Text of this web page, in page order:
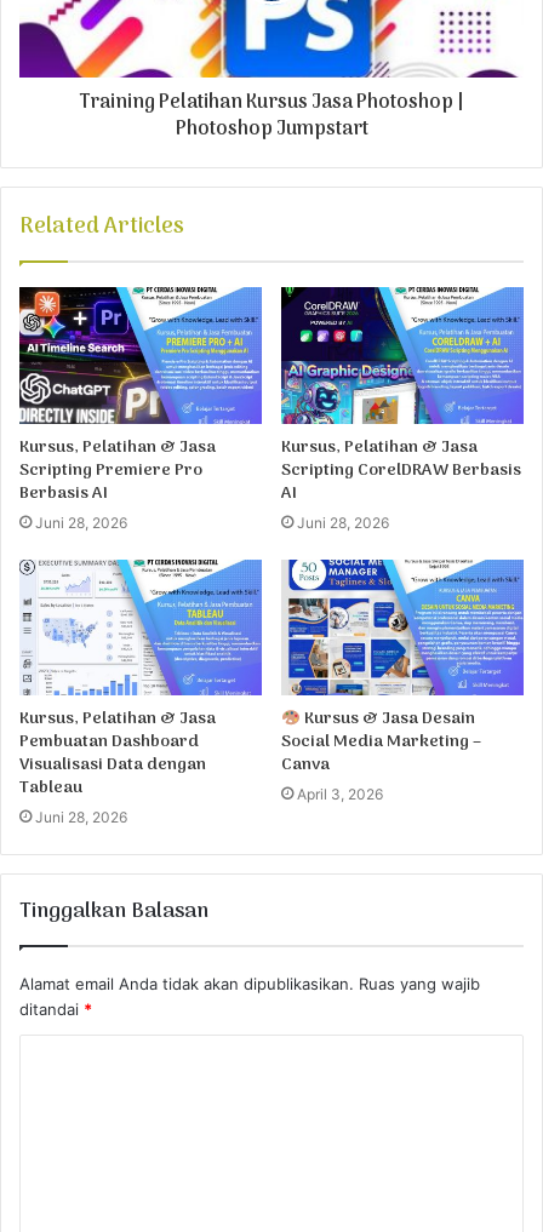
Training Pelatihan Kursus Jasa Photoshop |
Photoshop Jumpstart
Related Articles
Kursus, Pelatihan & Jasa
Scripting Premiere Pro
Berbasis AI
Juni 28, 2026
Kursus, Pelatihan & Jasa
Scripting CorelDRAW Berbasis
AI
Juni 28, 2026
Kursus, Pelatihan & Jasa
Pembuatan Dashboard
Visualisasi Data dengan
Tableau
Juni 28, 2026
Kursus & Jasa Desain
Social Media Marketing –
Canva
April 3, 2026
Tinggalkan Balasan
Alamat email Anda tidak akan dipublikasikan. Ruas yang wajib
ditandai *